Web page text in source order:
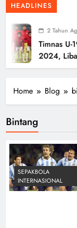
2026, Siap Tatap
HEADLINES
2 Tahun Ago
Timnas U-
2024,
Semifinal
Home Blog
Bintang
SEPAKBOLA
INTERNASIONAL